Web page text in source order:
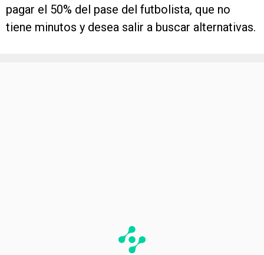
pagar el 50% del pase del futbolista, que no
tiene minutos y desea salir a buscar alternativas.